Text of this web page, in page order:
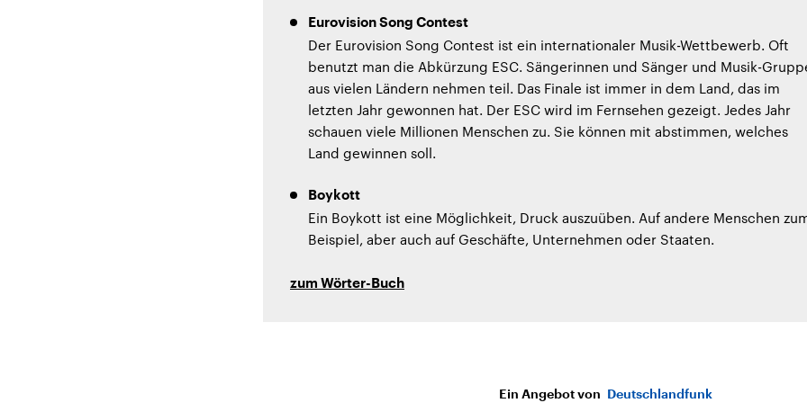
Eurovision Song Contest
Der Eurovision Song Contest ist ein internationaler Musik-Wettbewerb. Oft
benutzt man die Abkürzung ESC. Sängerinnen und Sänger und Musik-
aus vielen Ländern nehmen teil. Das Finale ist immer in dem Land, das im
letzten Jahr gewonnen hat. Der ESC wird im Fernsehen gezeigt. Jedes Jahr
schauen viele Millionen Menschen zu. Sie können mit abstimmen, welches
Land gewinnen soll.
Boykott
Ein Boykott ist eine Möglichkeit, Druck auszuüben. Auf andere Menschen
Beispiel, aber auch auf Geschäfte, Unternehmen oder Staaten.
zum Wörter-Buch
Ein Angebot von Deutschlandfunk